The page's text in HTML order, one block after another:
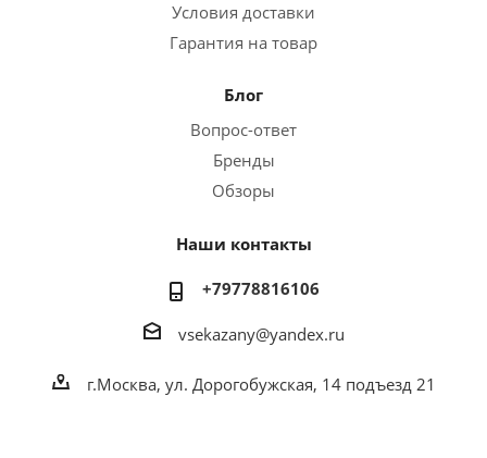
Условия доставки
Гарантия на товар
Блог
Вопрос-ответ
Бренды
Обзоры
Наши контакты
+79778816106
vsekazany@yandex.ru
г.Москва, ул. Дорогобужская, 14 подъезд 21